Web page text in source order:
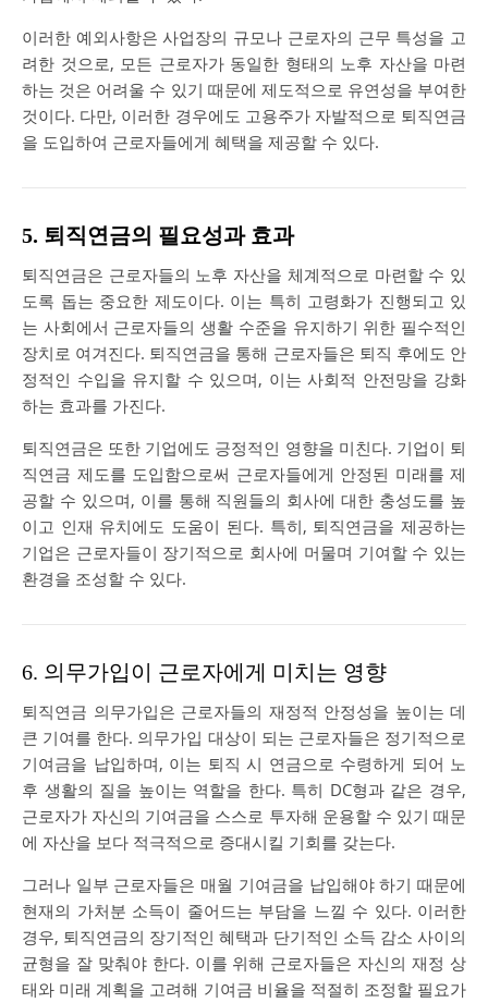
이러한 예외사항은 사업장의 규모나 근로자의 근무 특성을 고
려한 것으로, 모든 근로자가 동일한 형태의 노후 자산을 마련
하는 것은 어려울 수 있기 때문에 제도적으로 유연성을 부여한
것이다. 다만, 이러한 경우에도 고용주가 자발적으로 퇴직연금
을 도입하여 근로자들에게 혜택을 제공할 수 있다.
5. 퇴직연금의 필요성과 효과
퇴직연금은 근로자들의 노후 자산을 체계적으로 마련할 수 있
도록 돕는 중요한 제도이다. 이는 특히 고령화가 진행되고 있
는 사회에서 근로자들의 생활 수준을 유지하기 위한 필수적인
장치로 여겨진다. 퇴직연금을 통해 근로자들은 퇴직 후에도 안
정적인 수입을 유지할 수 있으며, 이는 사회적 안전망을 강화
하는 효과를 가진다.
퇴직연금은 또한 기업에도 긍정적인 영향을 미친다. 기업이 퇴
직연금 제도를 도입함으로써 근로자들에게 안정된 미래를 제
공할 수 있으며, 이를 통해 직원들의 회사에 대한 충성도를 높
이고 인재 유치에도 도움이 된다. 특히, 퇴직연금을 제공하는
기업은 근로자들이 장기적으로 회사에 머물며 기여할 수 있는
환경을 조성할 수 있다.
6. 의무가입이 근로자에게 미치는 영향
퇴직연금 의무가입은 근로자들의 재정적 안정성을 높이는 데
큰 기여를 한다. 의무가입 대상이 되는 근로자들은 정기적으로
기여금을 납입하며, 이는 퇴직 시 연금으로 수령하게 되어 노
후 생활의 질을 높이는 역할을 한다. 특히 DC형과 같은 경우,
근로자가 자신의 기여금을 스스로 투자해 운용할 수 있기 때문
에 자산을 보다 적극적으로 증대시킬 기회를 갖는다.
그러나 일부 근로자들은 매월 기여금을 납입해야 하기 때문에
현재의 가처분 소득이 줄어드는 부담을 느낄 수 있다. 이러한
경우, 퇴직연금의 장기적인 혜택과 단기적인 소득 감소 사이의
균형을 잘 맞춰야 한다. 이를 위해 근로자들은 자신의 재정 상
태와 미래 계획을 고려해 기여금 비율을 적절히 조정할 필요가